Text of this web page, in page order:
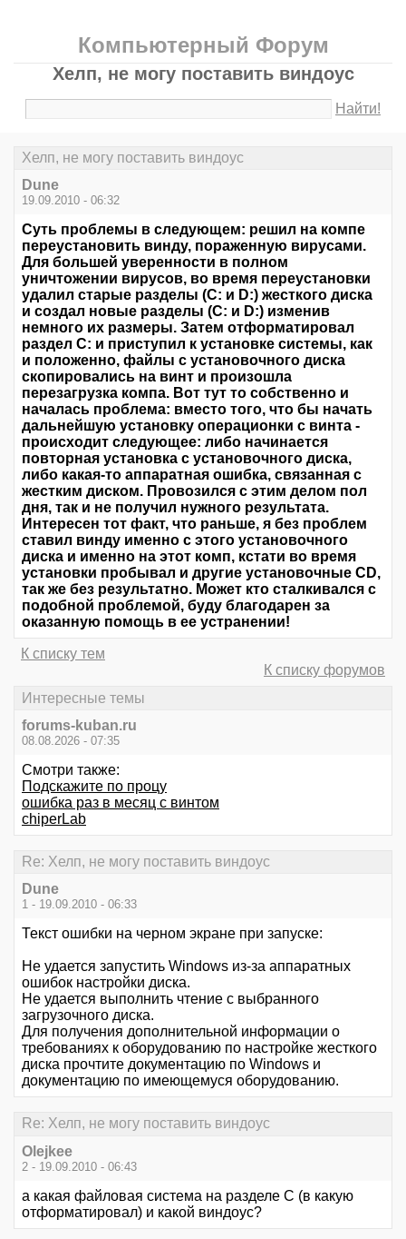
Компьютерный Форум
Хелп, не могу поставить виндоус
Найти!
Хелп, не могу поставить виндоус
Dune
19.09.2010 - 06:32
Суть проблемы в следующем: решил на компе
переустановить винду, пораженную вирусами.
Для большей уверенности в полном
уничтожении вирусов, во время переустановки
удалил старые разделы (C: и D:) жесткого диска
и создал новые разделы (C: и D:) изменив
немного их размеры. Затем отформатировал
раздел C: и приступил к установке системы, как
и положенно, файлы с установочного диска
скопировались на винт и произошла
перезагрузка компа. Вот тут то собственно и
началась проблема: вместо того, что бы начать
дальнейшую установку операционки с винта -
происходит следующее: либо начинается
повторная установка с установочного диска,
либо какая-то аппаратная ошибка, связанная с
жестким диском. Провозился с этим делом пол
дня, так и не получил нужного результата.
Интересен тот факт, что раньше, я без проблем
ставил винду именно с этого установочного
диска и именно на этот комп, кстати во время
установки пробывал и другие установочные CD,
так же без результатно. Может кто сталкивался с
подобной проблемой, буду благодарен за
оказанную помощь в ее устранении!
К списку тем
К списку форумов
Интересные темы
forums-kuban.ru
08.08.2026 - 07:35
Смотри также:
Подскажите по процу
ошибка раз в месяц с винтом
chiperLab
Re: Хелп, не могу поставить виндоус
Dune
1 - 19.09.2010 - 06:33
Текст ошибки на черном экране при запуске:
Не удается запустить Windows из-за аппаратных
ошибок настройки диска.
Не удается выполнить чтение с выбранного
загрузочного диска.
Для получения дополнительной информации о
требованиях к оборудованию по настройке жесткого
диска прочтите документацию по Windows и
документацию по имеющемуся оборудованию.
Re: Хелп, не могу поставить виндоус
Olejkee
2 - 19.09.2010 - 06:43
а какая файловая система на разделе С (в какую
отформатировал) и какой виндоус?